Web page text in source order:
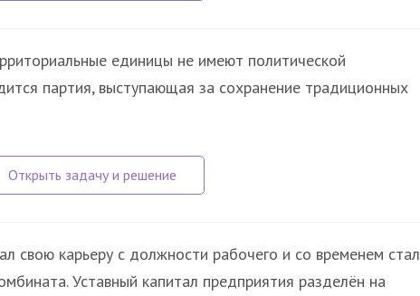
единицы не имеют политической
партия, выступающая за сохранение традиционных
свою карьеру с должности рабочего и со временем стал
Уставный капитал предприятия разделён на